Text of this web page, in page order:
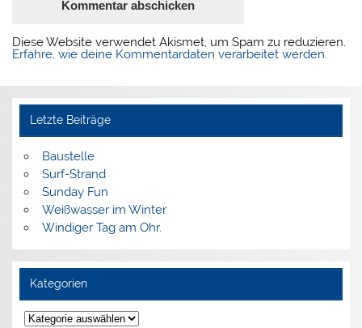
Diese Website verwendet Akismet, um Spam zu reduzieren.
Erfahre, wie deine Kommentardaten verarbeitet werden.
Letzte Beiträge
Baustelle
Surf-Strand
Sunday Fun
Weißwasser im Winter
Windiger Tag am Ohr.
Kategorien
Kategorien